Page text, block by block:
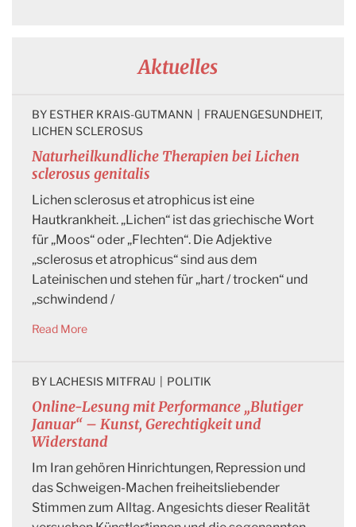
Aktuelles
Naturheilkundliche Therapien bei Lichen
sclerosus genitalis
BY ESTHER KRAIS-GUTMANN FRAUENGESUNDHEIT
LICHEN SCLEROSUS
Lichen sclerosus et atrophicus ist eine
Hautkrankheit. „Lichen“ ist das griechische Wort
für „Moos“ oder „Flechten“. Die Adjektive
„sclerosus et atrophicus“ sind aus dem
Lateinischen und stehen für „hart / trocken“ und
„schwindend /
Read More
Online-Lesung mit Performance „Blutiger
Januar“ – Kunst, Gerechtigkeit und
Widerstand
BY LACHESIS MITFRAU POLITIK
Im Iran gehören Hinrichtungen, Repression und
das Schweigen-Machen freiheitsliebender
Stimmen zum Alltag. Angesichts dieser Realität